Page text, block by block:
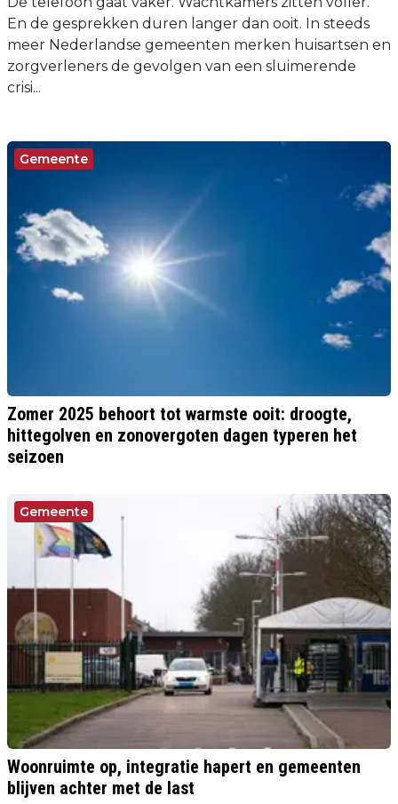
En de gesprekken duren langer dan ooit. In steeds
meer Nederlandse gemeenten merken huisartsen en
zorgverleners de gevolgen van een sluimerende
crisi...
Gemeente
Zomer 2025 behoort tot warmste ooit: droogte,
hittegolven en zonovergoten dagen typeren het
seizoen
Gemeente
Woonruimte op, integratie hapert en gemeenten
blijven achter met de last